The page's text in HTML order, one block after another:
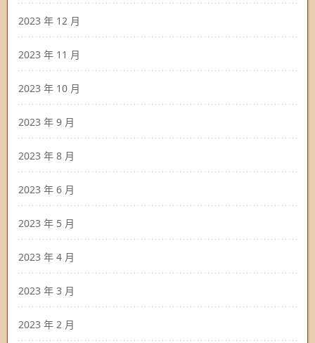
2023 年 12 月
2023 年 11 月
2023 年 10 月
2023 年 9 月
2023 年 8 月
2023 年 6 月
2023 年 5 月
2023 年 4 月
2023 年 3 月
2023 年 2 月